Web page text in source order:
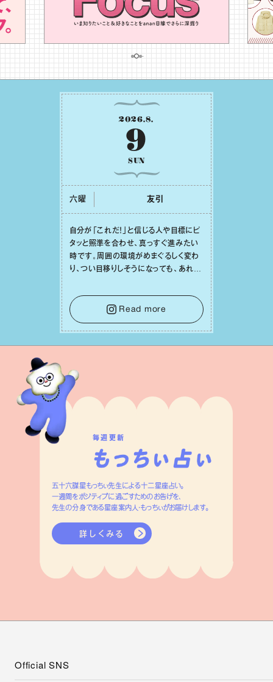
2026.8.
9
SUN
六曜 友引
⾃分が「これだ！」と信じる⼈や⽬標にピ
タッと照準を合わせ、真っすぐ進みたい
時です。周囲の環境がめまぐるしく変わ
り、つい⽬移りしそうになっても、あれこ
をそっと⼿放し、⽬の前のことに集中しま
しょう。そのブレない決意が、あなたにと
って有意義で安定した成果を引き寄せま
す。
Read more
毎週更新
五十六謀星もっちぃ先生による十二星座占い。
一週間をポジティブに過ごすためのお告げを、
先生の分身である星座案内人・もっちぃがお届けします。
詳しくみる
Official SNS